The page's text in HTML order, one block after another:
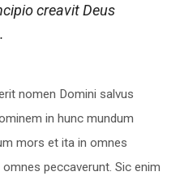
creavit Deus
nomen Domini salvus
in hunc mundum
mors et ita in omnes
peccaverunt. Sic enim